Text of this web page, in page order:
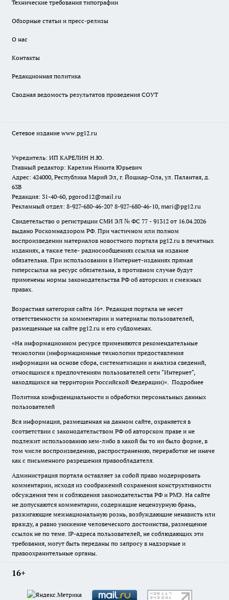
Технические требования типографии
Обзорные статьи и пресс-релизы
О нас
Контакты
Редакционная политика
Сводная ведомость результатов проведения СОУТ
Сетевое издание www.pg12.ru
Учредитель: ИП КАРЕЛИН Н.Ю.
Главный редактор: Карелин Никита Юрьевич
Адрес: 424000, Республика Марий Эл, г. Йошкар-Ола, ул. Палантая, д.
63В
Редакция: 31-40-60, pgorod12@mail.ru
Рекламный отдел: 8-927-680-46-20? 8-927-680-46-10, mari@pg12.ru
Свидетельство о регистрации СМИ ЭЛ № ФС 77 - 91312 от 16.04.2026
выдано Роскомнадзором РФ. При частичном или полном
воспроизведении материалов новостного портала pg12.ru в печатных
изданиях, а также теле- радиосообщениях ссылка на издание
обязательна. При использовании в Интернет-изданиях прямая
гиперссылка на ресурс обязательна, в противном случае будут
применены нормы законодательства РФ об авторских и смежных
правах.
Возрастная категория сайта 16+. Редакция портала не несет
ответственности за комментарии и материалы пользователей,
размещенные на сайте pg12.ru и его субдоменах.
«На информационном ресурсе применяются рекомендательные
технологии (информационные технологии предоставления
информации на основе сбора, систематизации и анализа сведений,
относящихся к предпочтениям пользователей сети "Интернет",
находящихся на территории Российской Федерации)». Подробнее
Политика конфиденциальности и обработки персональных данных
пользователей
Вся информация, размещенная на данном сайте, охраняется в
соответствии с законодательством РФ об авторском праве и не
подлежит использованию кем-либо в какой бы то ни было форме, в
том числе воспроизведению, распространению, переработке не иначе
как с письменного разрешения правообладателя.
Администрация портала оставляет за собой право модерировать
комментарии, исходя из соображений сохранения конструктивности
обсуждения тем и соблюдения законодательства РФ и РМЭ. На сайте
не допускаются комментарии, содержащие нецензурную брань,
разжигающие межнациональную рознь, возбуждающие ненависть или
вражду, а равно унижение человеческого достоинства, размещение
ссылок не по теме. IP-адреса пользователей, не соблюдающих эти
требования, могут быть переданы по запросу в надзорные и
правоохранительные органы.
16+